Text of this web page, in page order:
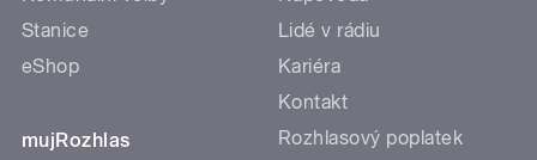
Stanice
eShop
mujRozhlas
Lidé v rádiu
Kariéra
Kontakt
Rozhlasový poplatek